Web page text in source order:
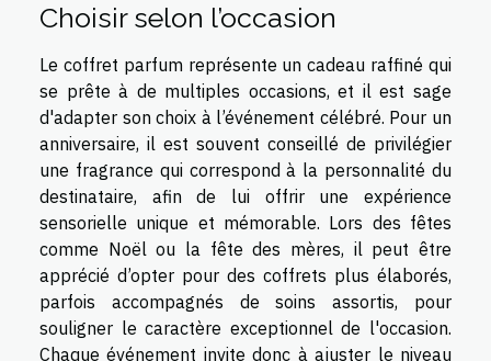
Choisir selon l’occasion
Le coffret parfum représente un cadeau raffiné qui
se prête à de multiples occasions, et il est sage
d'adapter son choix à l’événement célébré. Pour un
anniversaire, il est souvent conseillé de privilégier
une fragrance qui correspond à la personnalité du
destinataire, afin de lui offrir une expérience
sensorielle unique et mémorable. Lors des fêtes
comme Noël ou la fête des mères, il peut être
apprécié d’opter pour des coffrets plus élaborés,
parfois accompagnés de soins assortis, pour
souligner le caractère exceptionnel de l'occasion.
Chaque événement invite donc à ajuster le niveau